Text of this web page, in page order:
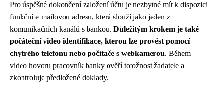
Pro úspěšné dokončení založení účtu je nezbytné mít k dispozici
funkční e-mailovou adresu, která slouží jako jeden z
komunikačních kanálů s bankou. Důležitým krokem je také
počáteční video identifikace, kterou lze provést pomocí
chytrého telefonu nebo počítače s webkamerou. Během
video hovoru pracovník banky ověří totožnost žadatele a
zkontroluje předložené doklady.